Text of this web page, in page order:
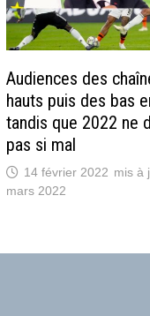
Audiences des
hauts puis des bas
tandis que 2022 ne
pas si mal
14 février 2022
mars 2022